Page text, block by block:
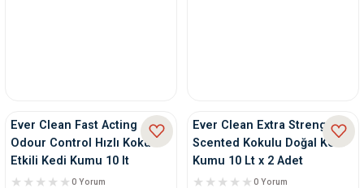
Ever Clean Fast Acting
Odour Control Hızlı Koku
Etkili Kedi Kumu 10 lt
0 Yorum
Ever Clean Extra Strength
Scented Kokulu Doğal Kedi
Kumu 10 Lt x 2 Adet
0 Yorum